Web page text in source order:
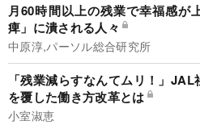
月60時間以上の残業で幸福感が
痺」に潰される人々
中原淳,パーソル総合研究所
「残業減らすなんてムリ！」
を覆した働き方改革とは
小室淑恵